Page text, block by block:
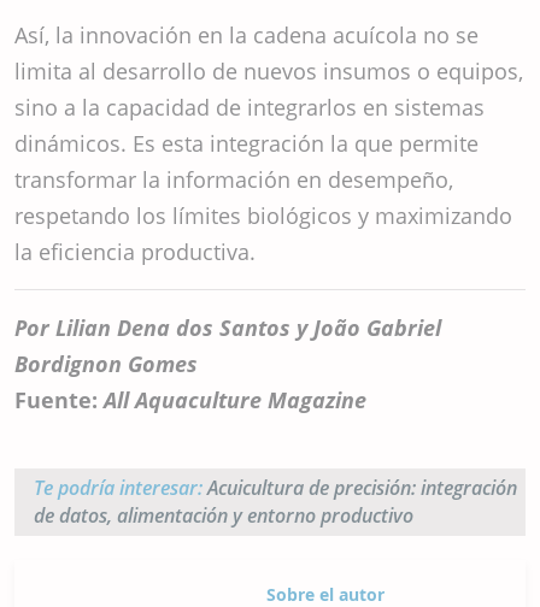
Así, la innovación en la cadena acuícola no se
limita al desarrollo de nuevos insumos o equipos,
sino a la capacidad de integrarlos en sistemas
dinámicos. Es esta integración la que permite
transformar la información en desempeño,
respetando los límites biológicos y maximizando
la eficiencia productiva.
Por Lilian Dena dos Santos y João Gabriel
Bordignon Gomes
Fuente: All Aquaculture Magazine
Te podría interesar:Acuicultura de precisión: integración
de datos, alimentación y entorno productivo
Sobre el autor